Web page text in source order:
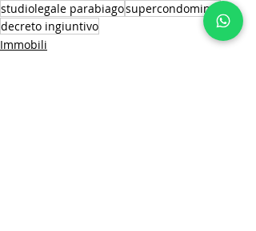
studiolegale parabiagosupercondominio
decreto ingiuntivo
Immobili